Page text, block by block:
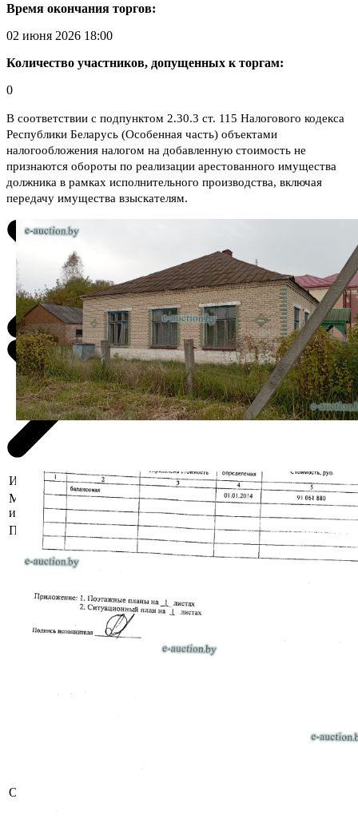
Время окончания торгов:
02 июня 2026 18:00
Количество участников, допущенных к торгам:
0
В соответствии с подпунктом 2.30.3 ст. 115 Налогового кодекса
Республики Беларусь (Особенная часть) объектами
налогообложения налогом на добавленную стоимость не
признаются обороты по реализации арестованного имущества
должника в рамках исполнительного производства, включая
передачу имущества взыскателям.
Информация о предмете торгов
Местоположение
имущества
Витебская область, Шумилинский
р-н, гп Шумилино, ул. Ленинская 41
Площадь общая (кв.м.)
236.8
Описание
Сведения о капитальном строении
Назначение: здание
административно-хозяйственное;
принадлежности: крыльцо.